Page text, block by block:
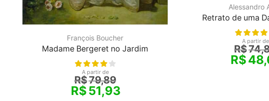
François Boucher
Madame Bergeret no Jardim
A partir de
R$79,89
R$51,93
Alessandro
Retrato de uma
A partir de
R$
R$